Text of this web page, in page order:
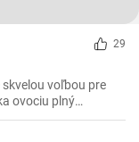
29
voľbou pre
ovociu plný
ktoré máte
malinami.